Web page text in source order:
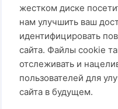
жестком диске
нам улучшить ваш
идентифицировать
сайта. Файлы cookie
отслеживать и
пользователей для
сайта в будущем.